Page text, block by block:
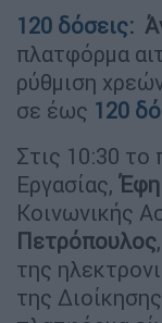
120 δόσεις:
πλατφόρμα
ρύθμιση
σε έως 120
Στις 10:30 το
Εργασίας, Έφη
Κοινωνικής
Πετρόπουλος
της
της